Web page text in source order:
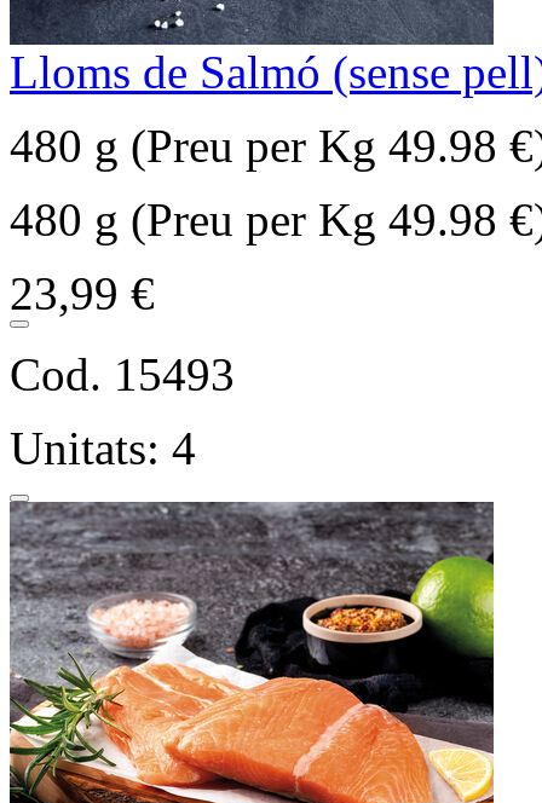
Lloms de Salmó (sense
480 g (Preu per Kg 49.98
480 g (Preu per Kg 49.98
23,99 €
Cod. 15493
Unitats: 4